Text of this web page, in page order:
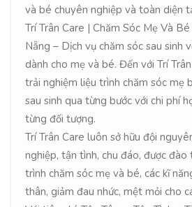
và bé chuyên nghiệp và toàn diện
Trí Trân Care | Chăm Sóc Mẹ Và
Nẵng – Dịch vụ chăm sóc sau sinh
dành cho mẹ và bé. Đến với Trí
trải nghiệm liệu trình chăm sóc mẹ
sau sinh qua từng bước với chi phí
từng đối tượng.
Trí Trân Care luôn sở hữu đội
nghiệp, tận tình, chu đáo, được
trình chăm sóc mẹ và bé, các kĩ
thân, giảm đau nhức, mệt mỏi cho